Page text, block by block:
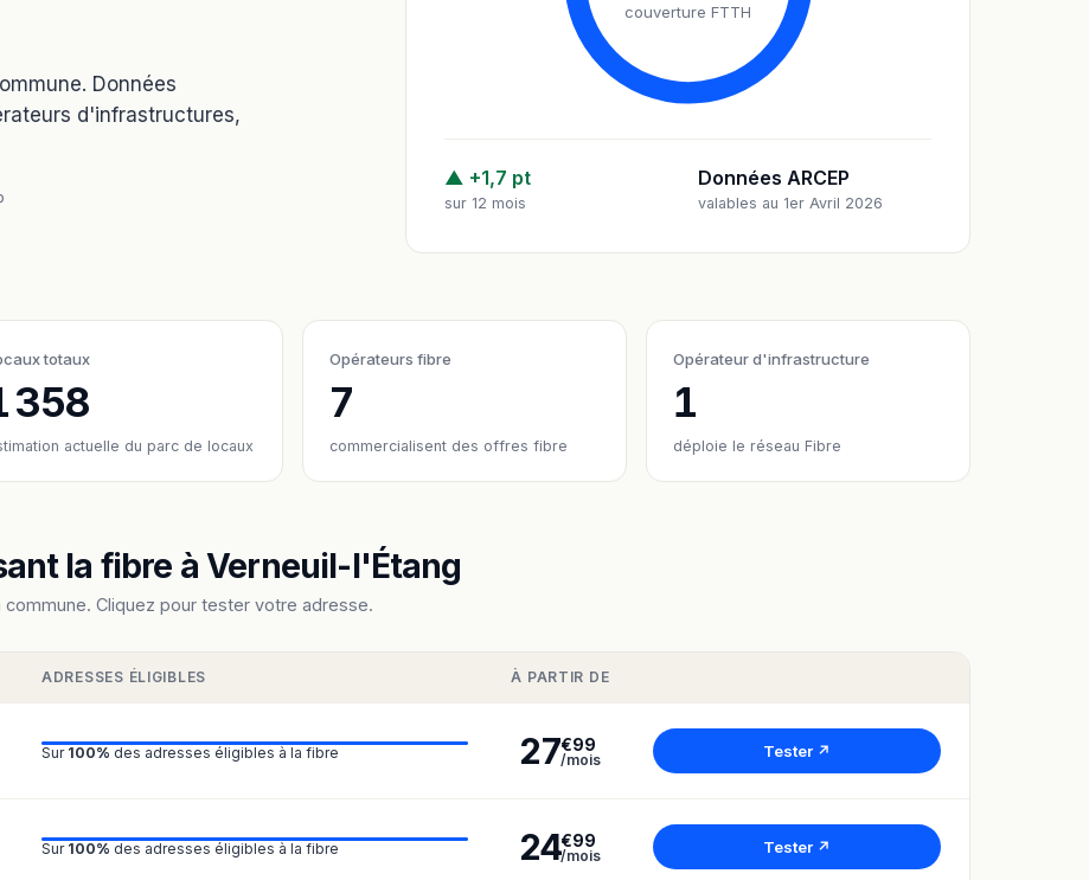
Données
d'infrastructures,
couverture FTTH
▲ +1,7 pt
sur 12 mois
Données ARCEP
valables au 1er Avril 2026
totaux
358
actuelle du parc de locaux
Opérateurs fibre
7
commercialisent des offres fibre
Opérateur d'infrastructure
1
déploie le réseau Fibre
la fibre à Verneuil-l'Étang
Cliquez pour tester votre adresse.
ADRESSES ÉLIGIBLES À PARTIR DE
Sur 100% des adresses éligibles à la fibre 27€99
/mois Tester ↗
Sur 100% des adresses éligibles à la fibre 24€99
/mois Tester ↗